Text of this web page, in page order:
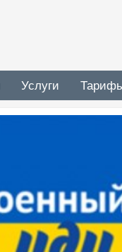
Услуги